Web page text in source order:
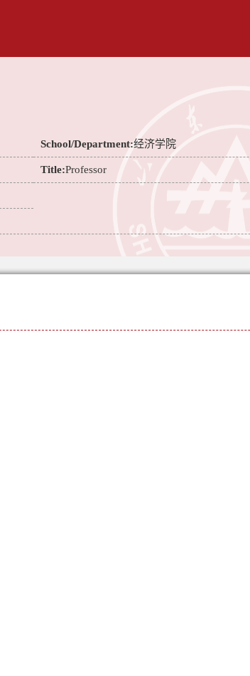
School/Department:经济学院
Title:Professor